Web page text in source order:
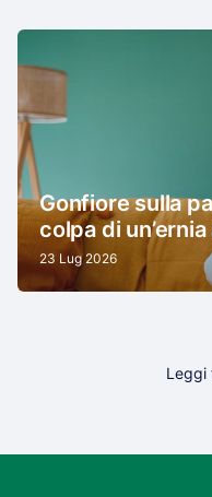
Gonfiore sulla
colpa di
23 Lug 2026
Leggi